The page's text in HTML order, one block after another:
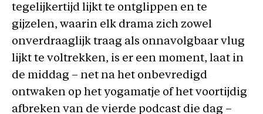
tegelijkertijd lijkt te ontglippen en te
gijzelen, waarin elk drama zich zowel
onverdraaglijk traag als onnavolgbaar vlug
lijkt te voltrekken, is er een moment, laat in
de middag – net na het onbevredigd
ontwaken op het yogamatje of het voortijdig
afbreken van de vierde podcast die dag –